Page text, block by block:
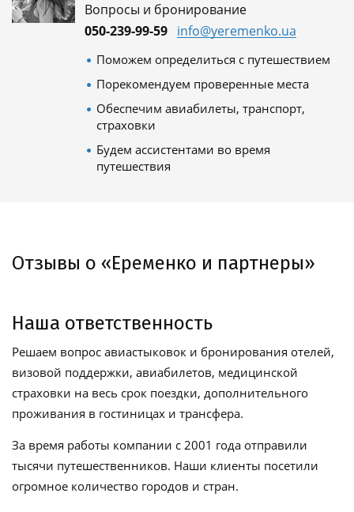
Вопросы и бронирование
050-239-99-59 info@yeremenko.ua
Поможем определиться с путешествием
Порекомендуем проверенные места
Обеспечим авиабилеты, транспорт,
страховки
Будем ассистентами во время
путешествия
Отзывы о «Еременко и партнеры»
Наша ответственность
Решаем вопрос авиастыковок и бронирования отелей,
визовой поддержки, авиабилетов, медицинской
страховки на весь срок поездки, дополнительного
проживания в гостиницах и трансфера.
За время работы компании с 2001 года отправили
тысячи путешественников. Наши клиенты посетили
огромное количество городов и стран.